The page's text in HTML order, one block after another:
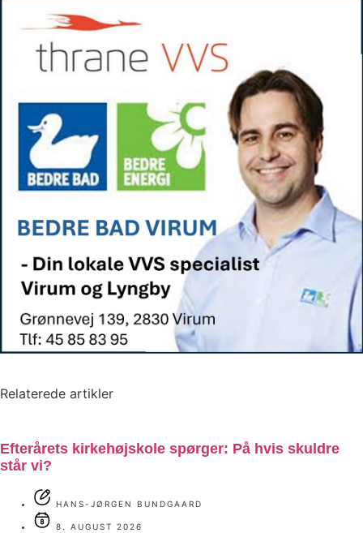
Relaterede artikler
Efterårets kirkehøjskole spørger: På hvis skuldre
står vi?
HANS-JØRGEN BUNDGAARD
8. AUGUST 2026